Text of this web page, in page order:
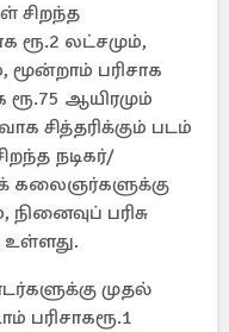
‎‎‎சிறந்த
ரூ.2 லட்சமும்,
மூன்றாம் பரிசாக
ரூ.75 ஆயிரமும்
சித்தரிக்கும் படம்
நடிகர்/
கலைஞர்களுக்கு
பரிசு
உள்ளது.
முதல்
பரிசாக‎ரூ.1